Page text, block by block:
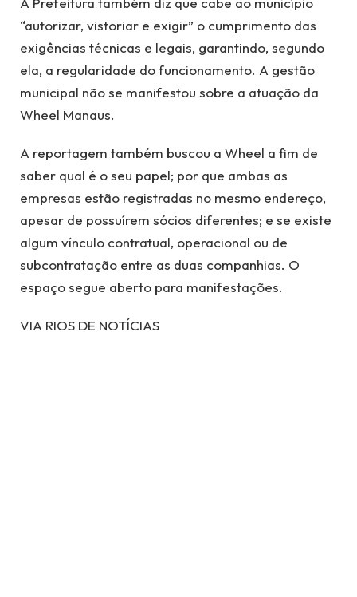
“autorizar, vistoriar e exigir” o cumprimento das
exigências técnicas e legais, garantindo, segundo
ela, a regularidade do funcionamento. A gestão
municipal não se manifestou sobre a atuação da
Wheel Manaus.
A reportagem também buscou a Wheel a fim de
saber qual é o seu papel; por que ambas as
empresas estão registradas no mesmo endereço,
apesar de possuírem sócios diferentes; e se existe
algum vínculo contratual, operacional ou de
subcontratação entre as duas companhias. O
espaço segue aberto para manifestações.
VIA RIOS DE NOTÍCIAS